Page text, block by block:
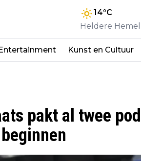
14°C
Heldere Hemel
Entertainment Kunst en Cultuur
pakt al twee